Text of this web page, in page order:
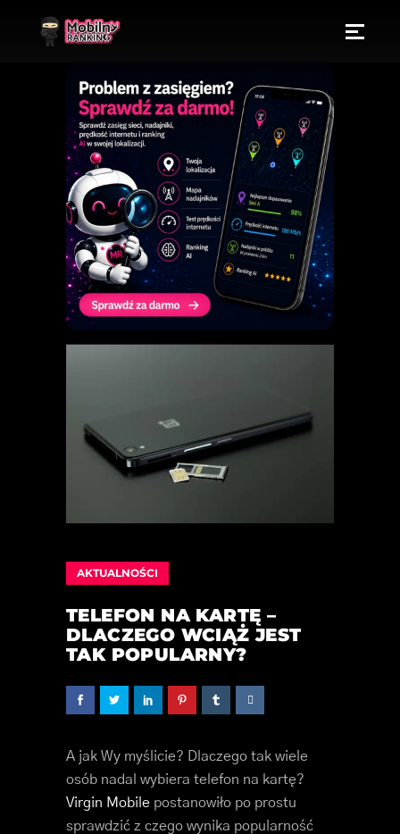
AKTUALNOŚCI
TELEFON NA KARTĘ –
DLACZEGO WCIĄŻ JEST
TAK POPULARNY?
A jak Wy myślicie? Dlaczego tak wiele
osób nadal wybiera telefon na kartę?
Virgin Mobile postanowiło po prostu
sprawdzić z czego wynika popularność